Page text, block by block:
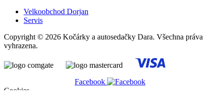
Velkoobchod Dorjan
Servis
Copyright © 2026 Kočárky a autosedačky Dara. Všechna práva
vyhrazena.
Facebook
Cookies